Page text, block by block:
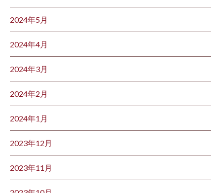
2024年5月
2024年4月
2024年3月
2024年2月
2024年1月
2023年12月
2023年11月